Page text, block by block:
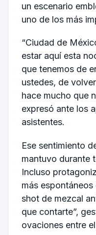
un escenario
uno de los más
“Ciudad de
estar aquí esta
que tenemos de
ustedes, de
hace mucho que
expresó ante los
asistentes.
Ese sentimiento
mantuvo durante
Incluso
más
shot de mezcal
que contarte”,
ovaciones entre